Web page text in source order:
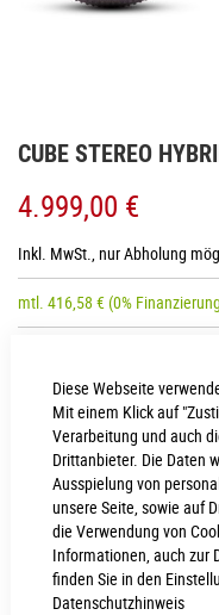
Diese Webseite
Mit einem Klick auf
Verarbeitung und auch
Drittanbieter. Die Daten
Ausspielung von
unsere Seite, sowie auf
die Verwendung von
Informationen, auch zur
finden Sie in den
Datenschutzhinweis
Anfang
Bildgalerie
CUBE STEREO
4.999,00 €
Inkl. MwSt., nur Abholung
mtl. 416,58 €(0%
RAHMENHÖHE
XL
IN